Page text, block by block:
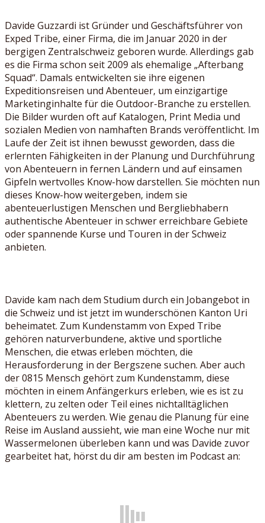
Davide Guzzardi ist Gründer und Geschäftsführer von
Exped Tribe, einer Firma, die im Januar 2020 in der
bergigen Zentralschweiz geboren wurde. Allerdings gab
es die Firma schon seit 2009 als ehemalige „Afterbang
Squad“. Damals entwickelten sie ihre eigenen
Expeditionsreisen und Abenteuer, um einzigartige
Marketinginhalte für die Outdoor-Branche zu erstellen.
Die Bilder wurden oft auf Katalogen, Print Media und
sozialen Medien von namhaften Brands veröffentlicht. Im
Laufe der Zeit ist ihnen bewusst geworden, dass die
erlernten Fähigkeiten in der Planung und Durchführung
von Abenteuern in fernen Ländern und auf einsamen
Gipfeln wertvolles Know-how darstellen. Sie möchten nun
dieses Know-how weitergeben, indem sie
abenteuerlustigen Menschen und Bergliebhabern
authentische Abenteuer in schwer erreichbare Gebiete
oder spannende Kurse und Touren in der Schweiz
anbieten.
Davide kam nach dem Studium durch ein Jobangebot in
die Schweiz und ist jetzt im wunderschönen Kanton Uri
beheimatet. Zum Kundenstamm von Exped Tribe
gehören naturverbundene, aktive und sportliche
Menschen, die etwas erleben möchten, die
Herausforderung in der Bergszene suchen. Aber auch
der 0815 Mensch gehört zum Kundenstamm, diese
möchten in einem Anfängerkurs erleben, wie es ist zu
klettern, zu zelten oder Teil eines nichtalltäglichen
Abenteuers zu werden. Wie genau die Planung für eine
Reise im Ausland aussieht, wie man eine Woche nur mit
Wassermelonen überleben kann und was Davide zuvor
gearbeitet hat, hörst du dir am besten im Podcast an: